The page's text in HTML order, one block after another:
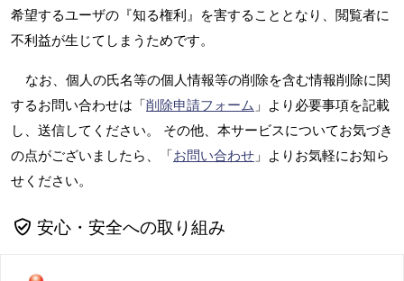
希望するユーザの『知る権利』を害することとなり、閲覧者に
不利益が生じてしまうためです。
なお、個人の氏名等の個人情報等の削除を含む情報削除に関
するお問い合わせは「削除申請フォーム 」より必要事項を記載
し、送信してください。 その他、本サービスについてお気づき
の点がございましたら、「お問い合わせ 」よりお気軽にお知ら
せください。
安心・安全への取り組み